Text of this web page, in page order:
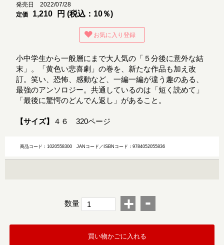
発売日 2022/07/28
定価
1,210 円 (税込：10％)
お気に入り登録
小中学生から一般層にまで大人気の「５分後に意外な結
末」。「黄色い悲喜劇」の巻を、新たな作品も加え改
訂。笑い、恐怖、感動など、一編一編が違う趣のある、
最強のアンソロジー。共通しているのは「短く読めて」
「最後に驚愕のどんでん返し」があること。
【サイズ】 ４６ 320ページ
商品コード：1020558300JANコード／ISBNコード：9784052055836
数量 + -
買い物かごに入れる